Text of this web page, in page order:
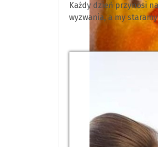
Każdy dzień przynosi
wyzwania, a my